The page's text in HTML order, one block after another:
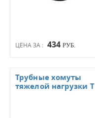
ЦЕНА ЗА : 434 РУБ.
Трубные хомуты
тяжелой нагрузки T